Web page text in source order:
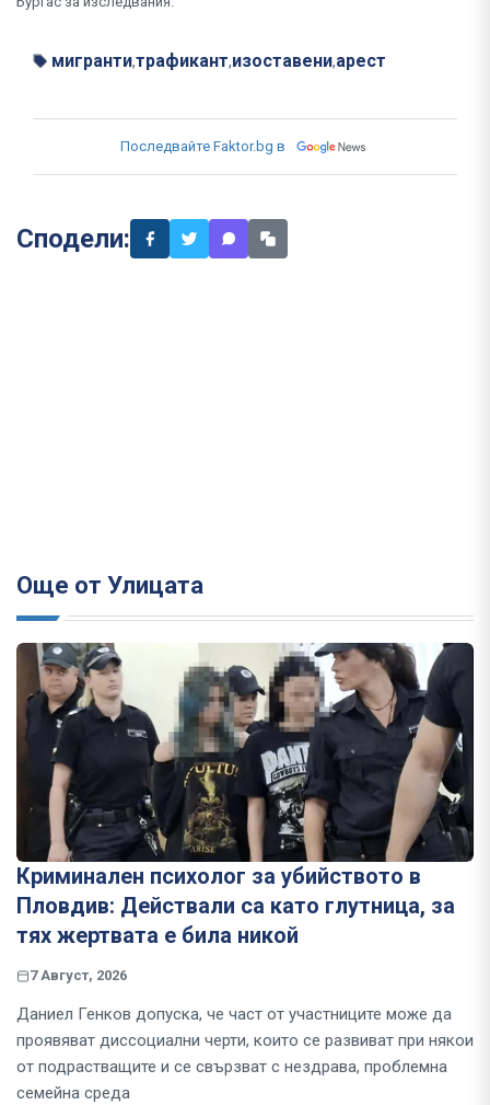
мигранти,трафикант,изоставени,арест
Последвайте Faktor.bg в
Сподели:
Още от Улицата
Криминален психолог за убийството в
Пловдив: Действали са като глутница, за
тях жертвата е била никой
7 Август, 2026
Даниел Генков допуска, че част от участниците може да
проявяват диссоциални черти, които се развиват при някои
от подрастващите и се свързват с нездрава, проблемна
семейна среда